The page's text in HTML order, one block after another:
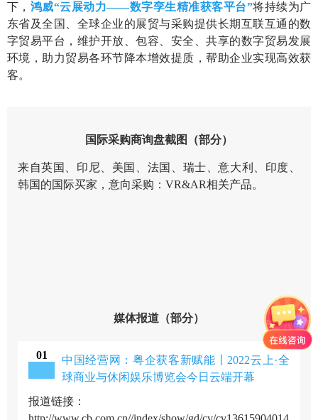
下， 鸿威“云展动力——数字孪生精准获客平台”将持续为广
东省及全国、全球企业的展贸与采购提供长期互联互通的数
字贸易平台，维护开放、包容、安全、共享的数字贸易发展
环境，助力贸易各环节降本增效提质，帮助企业实现高效获
客。
国际采购商询盘截图 （部分）
来自英国、印尼、美国、法国、瑞士、意大利、印度、
韩国的国际买家，意向采购：VR&AR相关产品。
媒体报道 （部分）
01
中国经营网：粤企获客新赋能丨2022云上·全
球商业与休闲娱乐博览会今日云端开幕
报道链接：